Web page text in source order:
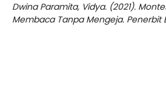
Dwina Paramita, Vidya. (2021).
Membaca Tanpa Mengeja. Penerbit